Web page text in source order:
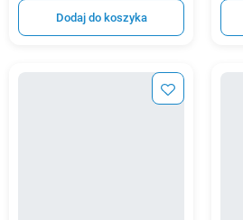
Dodaj do koszyka